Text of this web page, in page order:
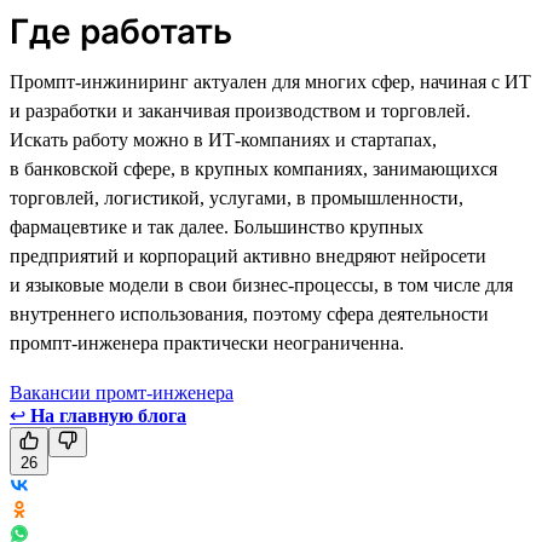
Где работать
Промпт-инжиниринг актуален для многих сфер, начиная с ИТ
и разработки и заканчивая производством и торговлей.
Искать работу можно в ИТ-компаниях и стартапах,
в банковской сфере, в крупных компаниях, занимающихся
торговлей, логистикой, услугами, в промышленности,
фармацевтике и так далее. Большинство крупных
предприятий и корпораций активно внедряют нейросети
и языковые модели в свои бизнес-процессы, в том числе для
внутреннего использования, поэтому сфера деятельности
промпт-инженера практически неограниченна.
Вакансии промт-инженера
↩ На главную блога
26